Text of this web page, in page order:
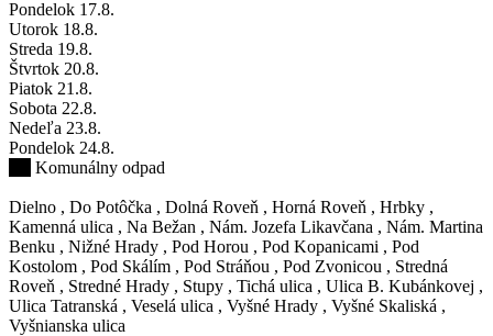
Pondelok 17.8.
Utorok 18.8.
Streda 19.8.
Štvrtok 20.8.
Piatok 21 .8.
Sobota 22.8.
Nedeľa 23.8.
Pondelok 24.8.
Komunálny odpad
Dielno , Do Potôčka , Dolná Roveň , Horná Roveň , Hrbky ,
Kamenná ulica , Na Bežan , Nám. Jozefa Likavčana , Nám. Martina
Benku , Nižné Hrady , Pod Horou , Pod Kopanicami , Pod
Kostolom , Pod Skálím , Pod Stráňou , Pod Zvonicou , Stredná
Roveň , Stredné Hrady , Stupy , Tichá ulica , Ulica B. Kubánkovej ,
Ulica Tatranská , Veselá ulica , Vyšné Hrady , Vyšné Skaliská ,
Vyšnianska ulica